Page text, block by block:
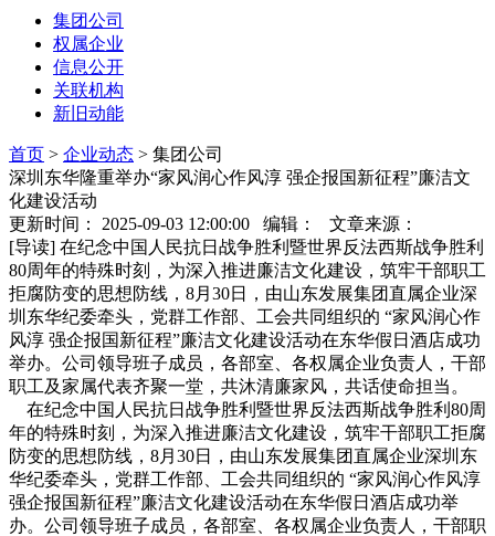
集团公司
权属企业
信息公开
关联机构
新旧动能
首页 > 企业动态 > 集团公司
深圳东华隆重举办“家风润心作风淳 强企报国新征程”廉洁文
化建设活动
更新时间： 2025-09-03 12:00:00 编辑： 文章来源：
[导读] 在纪念中国人民抗日战争胜利暨世界反法西斯战争胜利
80周年的特殊时刻，为深入推进廉洁文化建设，筑牢干部职工
拒腐防变的思想防线，8月30日，由山东发展集团直属企业深
圳东华纪委牵头，党群工作部、工会共同组织的 “家风润心作
风淳 强企报国新征程”廉洁文化建设活动在东华假日酒店成功
举办。公司领导班子成员，各部室、各权属企业负责人，干部
职工及家属代表齐聚一堂，共沐清廉家风，共话使命担当。
在纪念中国人民抗日战争胜利暨世界反法西斯战争胜利80周
年的特殊时刻，为深入推进廉洁文化建设，筑牢干部职工拒腐
防变的思想防线，8月30日，由山东发展集团直属企业深圳东
华纪委牵头，党群工作部、工会共同组织的 “家风润心作风淳
强企报国新征程”廉洁文化建设活动在东华假日酒店成功举
办。公司领导班子成员，各部室、各权属企业负责人，干部职